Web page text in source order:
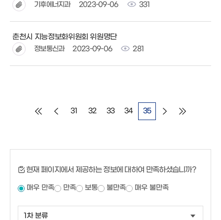
기후에너지과 2023-09-06 331
춘천시 지능정보화위원회 위원명단
정보통신과 2023-09-06 281
31 32 33 34 35
현재 페이지에서 제공하는 정보에 대하여 만족하셨습니까?
매우 만족 만족 보통 불만족 매우 불만족